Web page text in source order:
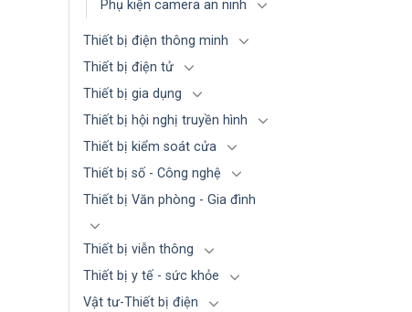
Phụ kiện camera an ninh
Thiết bị điện thông minh
Thiết bị điện tử
Thiết bị gia dụng
Thiết bị hội nghị truyền hình
Thiết bị kiểm soát cửa
Thiết bị số - Công nghệ
Thiết bị Văn phòng - Gia đình
Thiết bị viễn thông
Thiết bị y tế - sức khỏe
Vật tư-Thiết bị điện